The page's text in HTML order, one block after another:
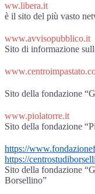
ww.libera.it
è il sito del più vasto
www.avvisopubblico.it
Sito di informazione
Sito della fondazione
www.piolatorre.it
Sito della fondazione
https://
https://
Sito della fondazione
Borsellino”